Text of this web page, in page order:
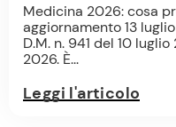
Medicina 2026: cosa
aggiornamento 13
D.M. n. 941 del 10
2026. È...
Leggi l'articolo